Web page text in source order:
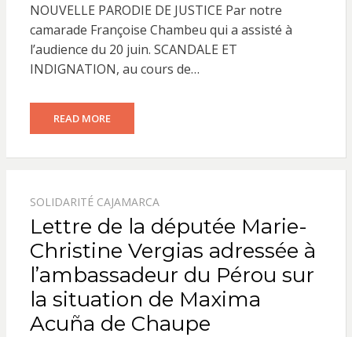
NOUVELLE PARODIE DE JUSTICE Par notre
camarade Françoise Chambeu qui a assisté à
l’audience du 20 juin. SCANDALE ET
INDIGNATION, au cours de…
READ MORE
SOLIDARITÉ CAJAMARCA
Lettre de la députée Marie-
Christine Vergias adressée à
l’ambassadeur du Pérou sur
la situation de Maxima
Acuña de Chaupe